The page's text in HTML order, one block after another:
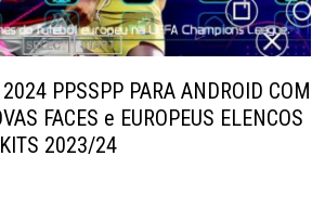
PPSSPP PARA ANDROID COM
FACES e EUROPEUS ELENCOS
2023/24